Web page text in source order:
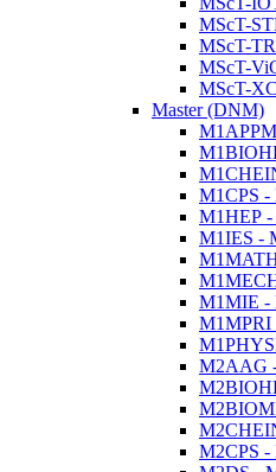
MScT-
MScT-
MScT-
MScT-
Master (DNM)
M1CPS -
M1HEP -
M1IES -
M1MIE -
M1MPRI
M2AAG
M2CPS -